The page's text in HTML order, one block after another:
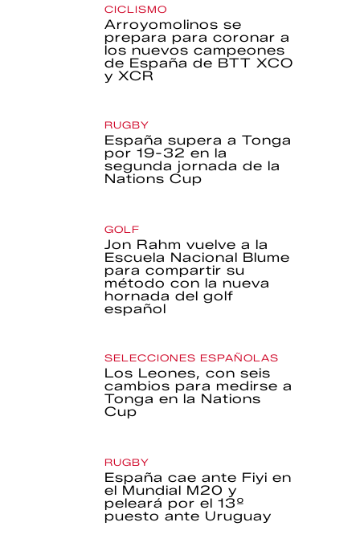
CICLISMO
Arroyomolinos se
prepara para coronar a
los nuevos campeones
de España de BTT XCO
y XCR
RUGBY
España supera a Tonga
por 19-32 en la
segunda jornada de la
Nations Cup
GOLF
Jon Rahm vuelve a la
Escuela Nacional Blume
para compartir su
método con la nueva
hornada del golf
español
SELECCIONES ESPAÑOLAS
Los Leones, con seis
cambios para medirse a
Tonga en la Nations
Cup
RUGBY
España cae ante Fiyi en
el Mundial M20 y
peleará por el 13º
puesto ante Uruguay